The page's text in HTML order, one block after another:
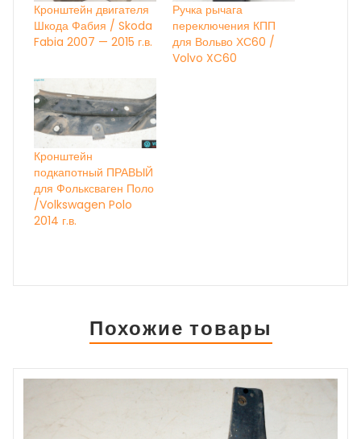
Кронштейн двигателя
Шкода Фабия / Skoda
Fabia 2007 — 2015 г.в.
Ручка рычага
переключения КПП
для Вольво ХС60 /
Volvo XC60
Кронштейн
подкапотный ПРАВЫЙ
для Фольксваген Поло
/Volkswagen Polo
2014 г.в.
Похожие товары